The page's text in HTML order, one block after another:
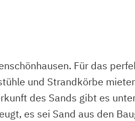
Für das
und Strandkörbe
des Sands gibt es
es sei Sand aus den